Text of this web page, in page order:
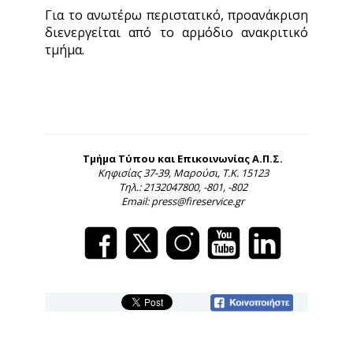
Για το ανωτέρω περιστατικό, προανάκριση
διενεργείται από το αρμόδιο ανακριτικό
τμήμα.
Τμήμα Τύπου και Επικοινωνίας Α.Π.Σ.
Κηφισίας 37-39, Μαρούσι, Τ.Κ. 15123
Τηλ.: 2132047800, -801, -802
Email: press@fireservice.gr